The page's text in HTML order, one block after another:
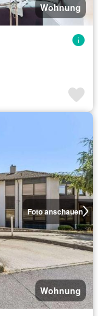
Wohnung
Foto anschauen
Wohnung